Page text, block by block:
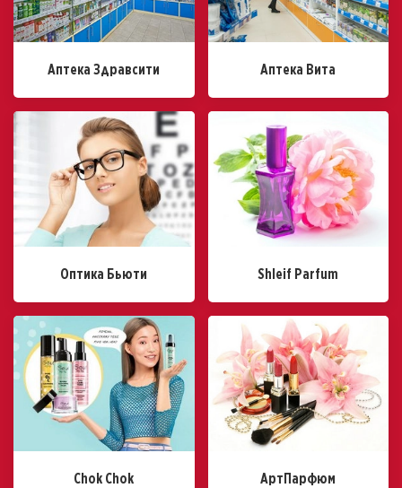
Аптека Здравсити Аптека Вита
Оптика Бьюти Shleif Parfum
Chok Chok АртПарфюм